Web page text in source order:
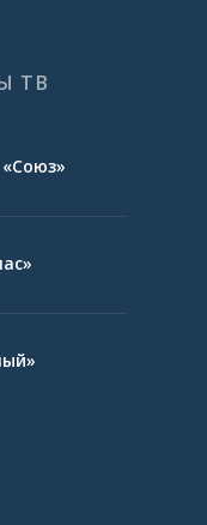
ТВ